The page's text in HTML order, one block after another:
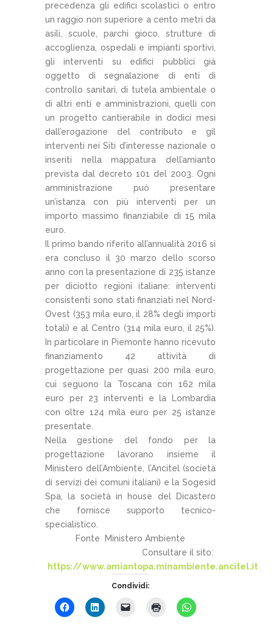
precedenza gli edifici scolastici o entro
un raggio non superiore a cento metri da
asili, scuole, parchi gioco, strutture di
accoglienza, ospedali e impianti sportivi,
gli interventi su edifici pubblici già
oggetto di segnalazione di enti di
controllo sanitari, di tutela ambientale o
di altri enti e amministrazioni, quelli con
un progetto cantierabile in dodici mesi
dall’erogazione del contributo e gil
interventi nei Siti d’interesse nazionale o
inseriti nella mappatura dell’amianto
prevista dal decreto 101 del 2003. Ogni
amministrazione può presentare
un’istanza con più interventi per un
importo massimo finanziabile di 15 mila
euro.
Il primo bando riferito all’annualità 2016 si
era concluso il 30 marzo dello scorso
anno con la presentazione di 235 istanze
per diciotto regioni italiane: interventi
consistenti sono stati finanziati nel Nord-
Ovest (353 mila euro, il 28% degli importi
totali) e al Centro (314 mila euro, il 25%).
In particolare in Piemonte hanno ricevuto
finanziamento 42 attività di
progettazione per quasi 200 mila euro,
cui seguono la Toscana con 162 mila
euro per 23 interventi e la Lombardia
con oltre 124 mila euro per 25 istanze
presentate.
Nella gestione del fondo per la
progettazione lavorano insieme il
Ministero dell’Ambiente, l’Ancitel (società
di servizi dei comuni italiani) e la Sogesid
Spa, la società in house del Dicastero
che fornisce supporto tecnico-
specialistico.
Fonte Ministero Ambiente
Consultare il sito:
https://www.amiantopa.minambiente.ancitel.it
Condividi: